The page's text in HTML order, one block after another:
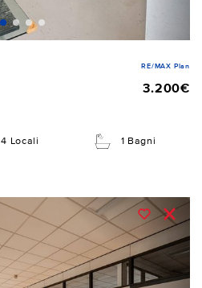
RE/MAX Plan
3.200€
4 Locali 1 Bagni